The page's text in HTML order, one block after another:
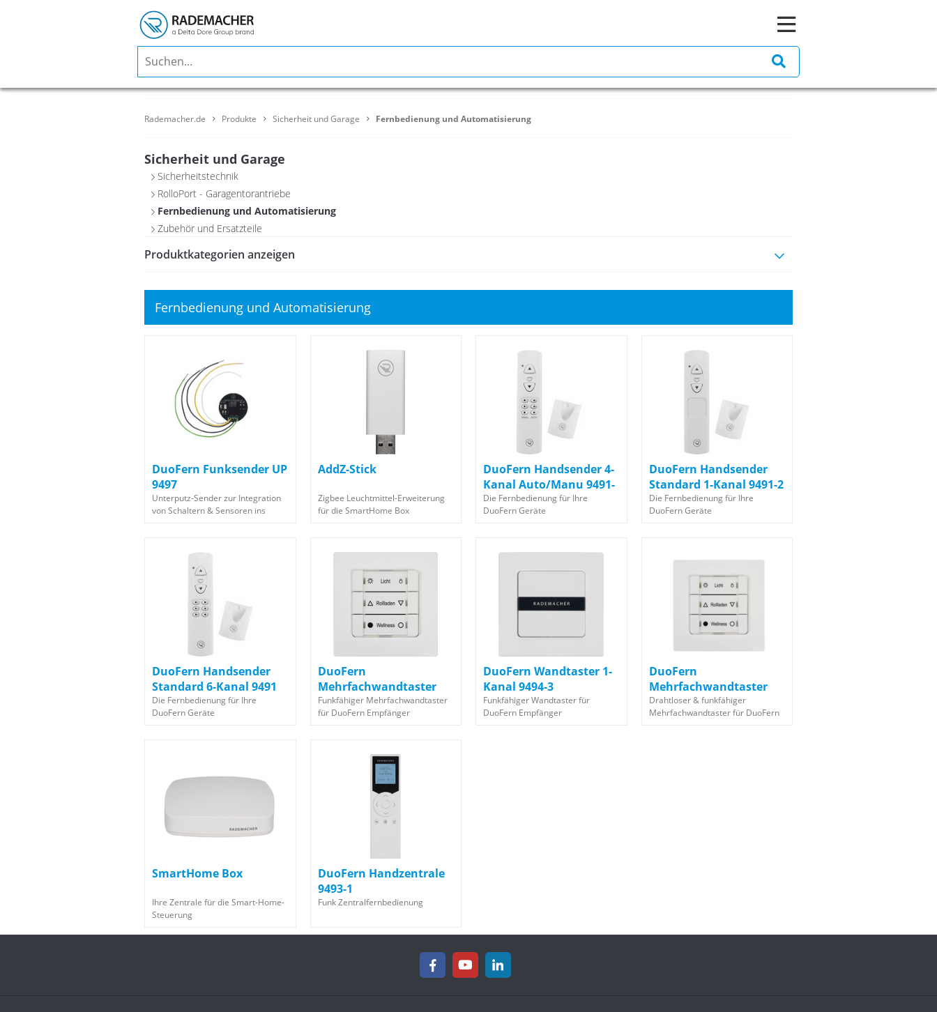
Rademacher.de Produkte Sicherheit und Garage Fernbedienung und Automatisierung
Sicherheit und Garage
Sicherheitstechnik
RolloPort - Garagentorantriebe
Fernbedienung und Automatisierung
Zubehör und Ersatzteile
Produktkategorien anzeigen
Fernbedienung und Automatisierung
DuoFern Funksender UP
9497
Unterputz-Sender zur Integration
von Schaltern & Sensoren ins
AddZ-Stick
Zigbee Leuchtmittel-Erweiterung
für die SmartHome Box
DuoFern Handsender 4-
Kanal Auto/Manu 9491-
5
Die Fernbedienung für Ihre
DuoFern Geräte
DuoFern Handsender
Standard 1-Kanal 9491-2
Die Fernbedienung für Ihre
DuoFern Geräte
DuoFern Handsender
Standard 6-Kanal 9491
Die Fernbedienung für Ihre
DuoFern Geräte
DuoFern
Mehrfachwandtaster
230V 9494-2
Funkfähiger Mehrfachwandtaster
für DuoFern Empfänger
DuoFern Wandtaster 1-
Kanal 9494-3
Funkfähiger Wandtaster für
DuoFern Empfänger
DuoFern
Mehrfachwandtaster
BAT 9494-1
Drahtloser & funkfähiger
Mehrfachwandtaster für DuoFern
SmartHome Box
Ihre Zentrale für die Smart-Home-
Steuerung
DuoFern Handzentrale
9493-1
Funk Zentralfernbedienung